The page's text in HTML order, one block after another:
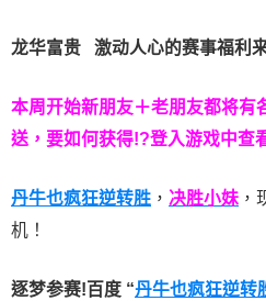
龙华富贵 激动人心的赛事福利
本周开始新朋友＋老朋友都将有
送，要如何获得!?登入游戏中查
丹牛也疯狂逆转胜 ， 决胜小妹 ，
机！
逐梦参赛!百度 “丹牛也疯狂逆转